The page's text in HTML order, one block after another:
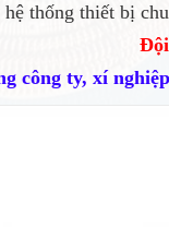
thống thiết bị
công ty, xí